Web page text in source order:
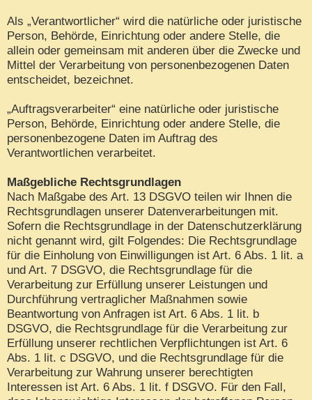
Als „Verantwortlicher“ wird die natürliche oder juristische
Person, Behörde, Einrichtung oder andere Stelle, die
allein oder gemeinsam mit anderen über die Zwecke und
Mittel der Verarbeitung von personenbezogenen Daten
entscheidet, bezeichnet.
„Auftragsverarbeiter“ eine natürliche oder juristische
Person, Behörde, Einrichtung oder andere Stelle, die
personenbezogene Daten im Auftrag des
Verantwortlichen verarbeitet.
Maßgebliche Rechtsgrundlagen
Nach Maßgabe des Art. 13 DSGVO teilen wir Ihnen die
Rechtsgrundlagen unserer Datenverarbeitungen mit.
Sofern die Rechtsgrundlage in der Datenschutzerklärung
nicht genannt wird, gilt Folgendes: Die Rechtsgrundlage
für die Einholung von Einwilligungen ist Art. 6 Abs. 1 lit. a
und Art. 7 DSGVO, die Rechtsgrundlage für die
Verarbeitung zur Erfüllung unserer Leistungen und
Durchführung vertraglicher Maßnahmen sowie
Beantwortung von Anfragen ist Art. 6 Abs. 1 lit. b
DSGVO, die Rechtsgrundlage für die Verarbeitung zur
Erfüllung unserer rechtlichen Verpflichtungen ist Art. 6
Abs. 1 lit. c DSGVO, und die Rechtsgrundlage für die
Verarbeitung zur Wahrung unserer berechtigten
Interessen ist Art. 6 Abs. 1 lit. f DSGVO. Für den Fall,